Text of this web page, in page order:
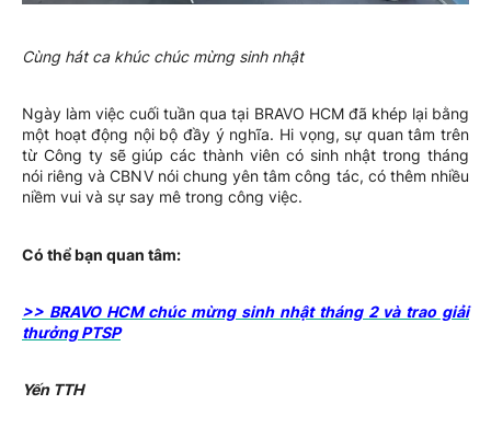
Cùng hát ca khúc chúc mừng sinh nhật
Ngày làm việc cuối tuần qua tại BRAVO HCM đã khép lại bằng
một hoạt động nội bộ đầy ý nghĩa. Hi vọng, sự quan tâm trên
từ Công ty sẽ giúp các thành viên có sinh nhật trong tháng
nói riêng và CBNV nói chung yên tâm công tác, có thêm nhiều
niềm vui và sự say mê trong công việc.
Có thể bạn quan tâm:
>> BRAVO HCM chúc mừng sinh nhật tháng 2 và trao giải
thưởng PTSP
Yến TTH